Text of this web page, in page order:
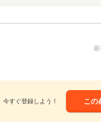
最
すぐ登録しよう！ この